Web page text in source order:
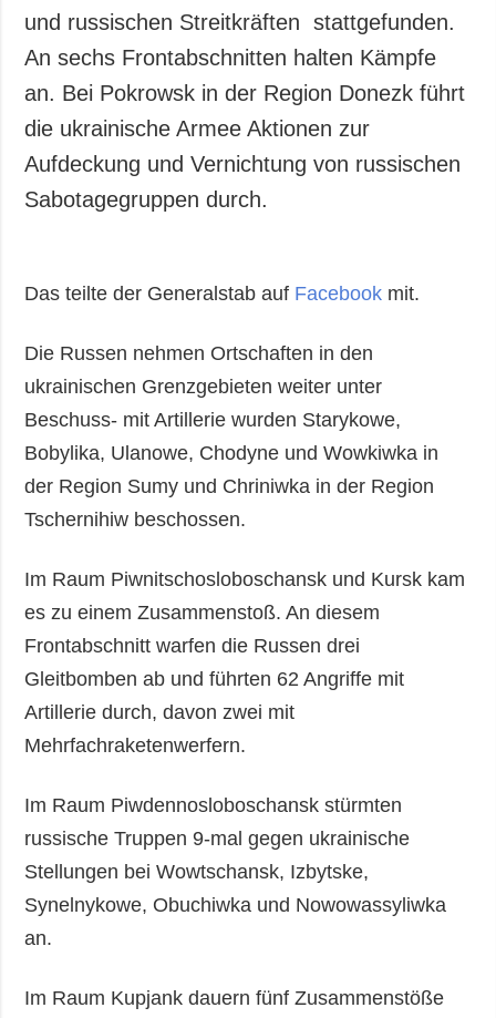
und russischen Streitkräften stattgefunden.
An sechs Frontabschnitten halten Kämpfe
an. Bei Pokrowsk in der Region Donezk führt
die ukrainische Armee Aktionen zur
Aufdeckung und Vernichtung von russischen
Sabotagegruppen durch.
Das teilte der Generalstab auf Facebook mit.
Die Russen nehmen Ortschaften in den
ukrainischen Grenzgebieten weiter unter
Beschuss- mit Artillerie wurden Starykowe,
Bobylika, Ulanowe, Chodyne und Wowkiwka in
der Region Sumy und Chriniwka in der Region
Tschernihiw beschossen.
Im Raum Piwnitschosloboschansk und Kursk kam
es zu einem Zusammenstoß. An diesem
Frontabschnitt warfen die Russen drei
Gleitbomben ab und führten 62 Angriffe mit
Artillerie durch, davon zwei mit
Mehrfachraketenwerfern.
Im Raum Piwdennosloboschansk stürmten
russische Truppen 9-mal gegen ukrainische
Stellungen bei Wowtschansk, Izbytske,
Synelnykowe, Obuchiwka und Nowowassyliwka
an.
Im Raum Kupjank dauern fünf Zusammenstöße